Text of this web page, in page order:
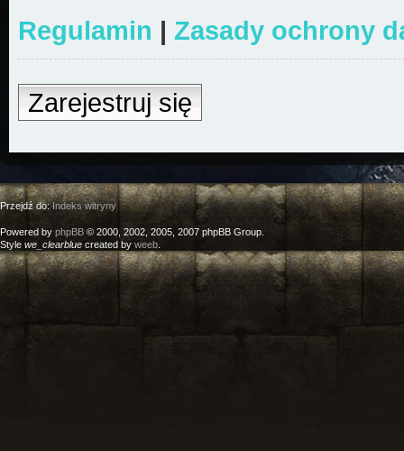
Regulamin | Zasady ochrony
Zarejestruj się
Przejdź do:Indeks witryny
Powered by phpBB © 2000, 2002, 2005, 2007 phpBB Group.
Style we_clearblue created by weeb